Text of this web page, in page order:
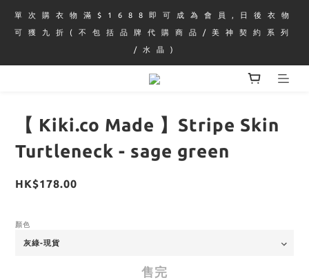
單 次 購 衣 物 滿 $ 1 6 8 8 即 可 成 為 會 員 , 日 後 衣 物
可 獲 九 折 ( 不 包 括 品 牌 代 購 商 品 / 美 神 契 約 系 列
/ 水 晶 )
【 Kiki.co Made 】Stripe Skin
Turtleneck - sage green
HK$178.00
顏色
售完